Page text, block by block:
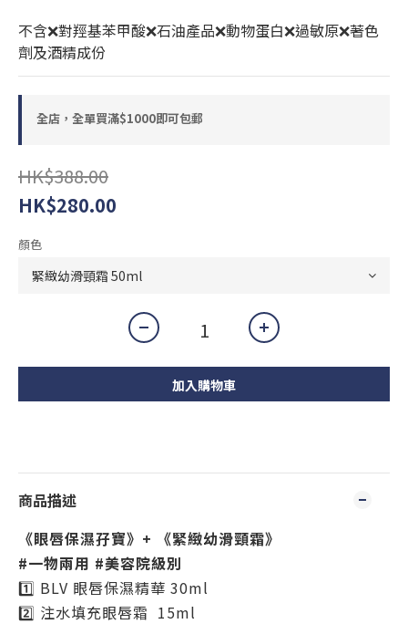
不含❌對羥基苯甲酸❌石油產品❌動物蛋白❌過敏原❌著色
劑及酒精成份
全店，全單買滿$1000即可包郵
HK$388.00
HK$280.00
顏色
加入購物車
商品描述
《眼唇保濕孖寶》+ 《緊緻幼滑頸霜》
#一物兩用 #美容院級別
1️⃣ BLV 眼唇保濕精華 30ml
2️⃣ 注水填充眼唇霜 15ml